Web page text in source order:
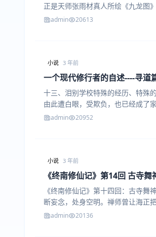
正是天师张雨材真人所绘《九龙图
admin 20613
小说 3 年前
一个现代修行者的自述----寻道
十三、泪别学校特殊的经历、特殊
由此遭白眼，受欺负，也已经成了
admin 20952
小说 3 年前
《终南修仙记》第14回 古寺
《终南修仙记》第十四回：古寺
断妄念，处身空明。禅师曾让海正
admin 20136